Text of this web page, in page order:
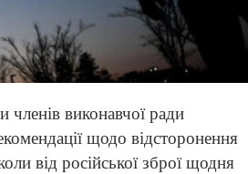
виконавчої ради
щодо відсторонення
від російської зброї щодня